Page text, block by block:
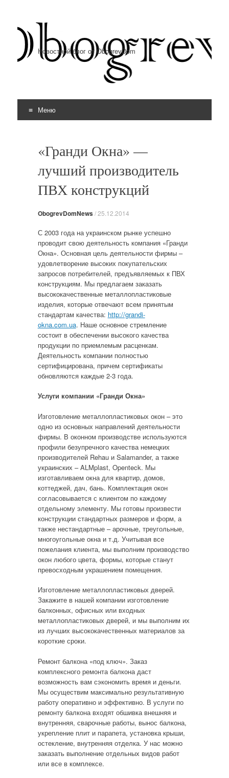
Новостной блог от ObogrevDom
Меню
«Гранди Окна» —
лучший производитель
ПВХ конструкций
ObogrevDomNews/25.12.2014
С 2003 года на украинском рынке успешно
проводит свою деятельность компания «Гранди
Окна». Основная цель деятельности фирмы –
удовлетворение высоких покупательских
запросов потребителей, предъявляемых к ПВХ
конструкциям. Мы предлагаем заказать
высококачественные металлопластиковые
изделия, которые отвечают всем принятым
стандартам качества: http://grandi-
okna.com.ua. Наше основное стремление
состоит в обеспечении высокого качества
продукции по приемлемым расценкам.
Деятельность компании полностью
сертифицирована, причем сертификаты
обновляются каждые 2-3 года.
Услуги компании «Гранди Окна»
Изготовление металлопластиковых окон – это
одно из основных направлений деятельности
фирмы. В оконном производстве используются
профили безупречного качества немецких
производителей Rehau и Salamander, а также
украинских – ALMplast, Openteck. Мы
изготавливаем окна для квартир, домов,
коттеджей, дач, бань. Комплектация окон
согласовывается с клиентом по каждому
отдельному элементу. Мы готовы произвести
конструкции стандартных размеров и форм, а
также нестандартные – арочные, треугольные,
многоугольные окна и т.д. Учитывая все
пожелания клиента, мы выполним производство
окон любого цвета, формы, которые станут
превосходным украшением помещения.
Изготовление металлопластиковых дверей.
Закажите в нашей компании изготовление
балконных, офисных или входных
металлопластиковых дверей, и мы выполним их
из лучших высококачественных материалов за
короткие сроки.
Ремонт балкона «под ключ». Заказ
комплексного ремонта балкона даст
возможность вам сэкономить время и деньги.
Мы осуществим максимально результативную
работу оперативно и эффективно. В услуги по
ремонту балкона входят обшивка внешняя и
внутренняя, сварочные работы, вынос балкона,
укрепление плит и парапета, установка крыши,
остекление, внутренняя отделка. У нас можно
заказать выполнение отдельных видов работ
или все в комплексе.